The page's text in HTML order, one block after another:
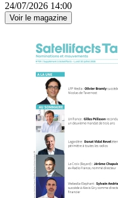
24/07/2026 14:00
Voir le magazine